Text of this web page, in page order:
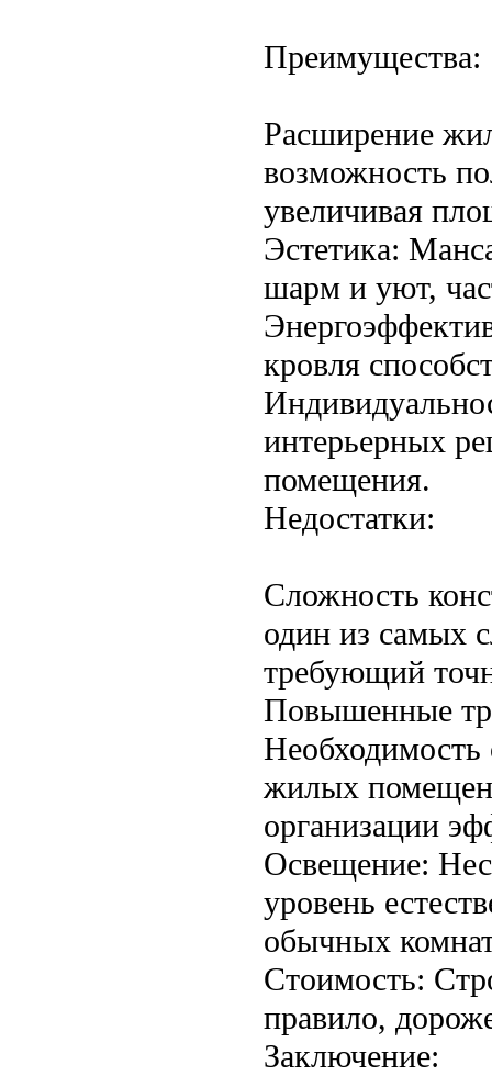
Преимущества:
Расширение
возможность
увеличивая
Эстетика:
шарм и уют,
кровля
интерьерных
помещения.
Недостатки:
Сложность
один из самых
требующий
Повышенные
Необходимость
жилых
организации
Освещение:
уровень
обычных
Стоимость:
правило,
Заключение: